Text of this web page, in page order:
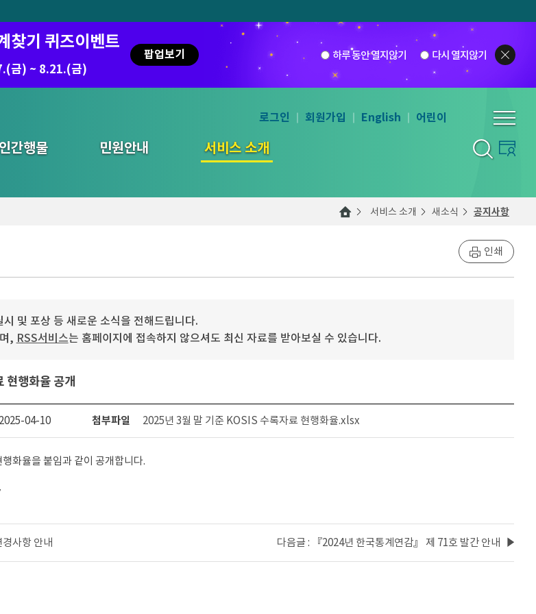
찾기 퀴즈이벤트
금) ~ 8.21.(금)
팝업보기 하루 동안 열지않기 다시 열지않기
간행물 민원안내 서비스 소개
통합검색
로그인 회원가입 English 어린이
서비스 소개 새소식 공지사항
인쇄
및 포상 등 새로운 소식을 전해드립니다.
, RSS서비스는 홈페이지에 접속하지 않으셔도 최신 자료를 받아보실 수 있습니다.
행화율 공개
2025-04-10 첨부파일 2025년 3월 말 기준 KOSIS 수록자료 현행화율.xlsx
화율을 붙임과 같이 공개합니다.
사항 안내 다음글 : 『2024년 한국통계연감』 제 71호 발간 안내